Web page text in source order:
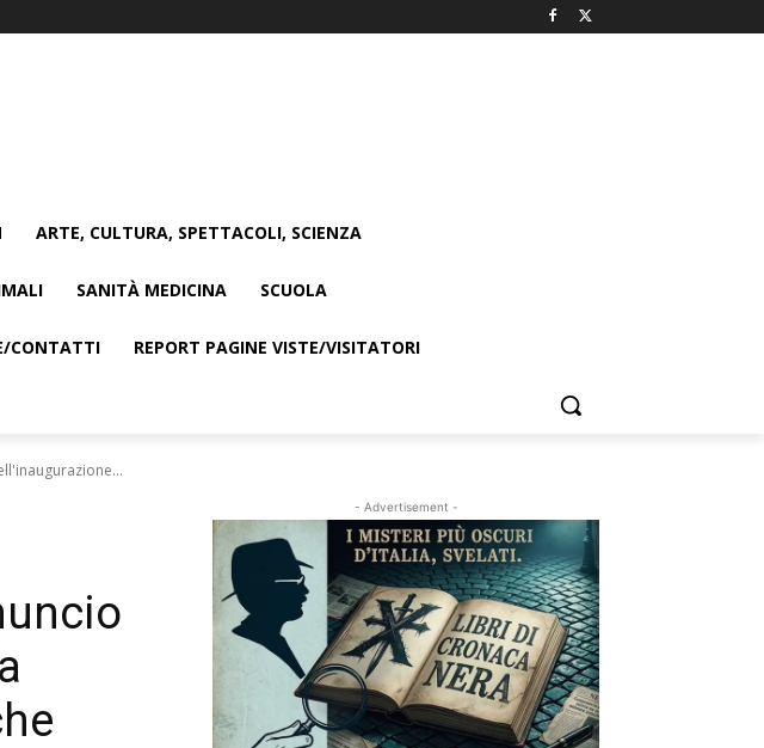
ARTE, CULTURA, SPETTACOLI, SCIENZA
SANITÀ MEDICINA SCUOLA
CONTATTI REPORT PAGINE VISTE/VISITATORI
- Advertisement -